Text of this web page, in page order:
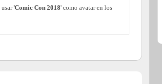
'Comic Con 2018' como avatar en los